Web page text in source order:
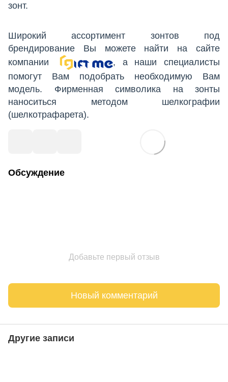
зонт.
Широкий ассортимент зонтов под
брендирование Вы можете найти на сайте
компании
, а наши специалисты
помогут Вам подобрать необходимую Вам
модель. Фирменная символика на зонты
наноситься методом шелкографии
(шелкотрафарета).
Обсуждение
Добавьте первый отзыв
Новый комментарий
Другие записи